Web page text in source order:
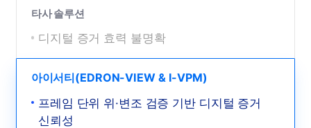
타사 솔루션
디지털 증거 효력 불명확
아이서티(EDRON-VIEW & I-VPM)
프레임 단위 위·변조 검증 기반 디지털 증거
신뢰성